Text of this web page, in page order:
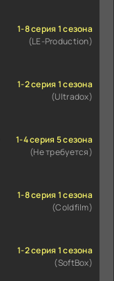
1-8 серия 1 сезона
(LE-Production)
1-2 серия 1 сезона
(Ultradox)
1-4 серия 5 сезона
(Не требуется)
1-8 серия 1 сезона
(Coldfilm)
1-2 серия 1 сезона
(SoftBox)